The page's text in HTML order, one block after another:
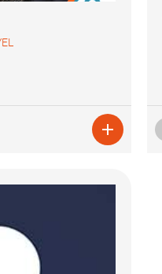
